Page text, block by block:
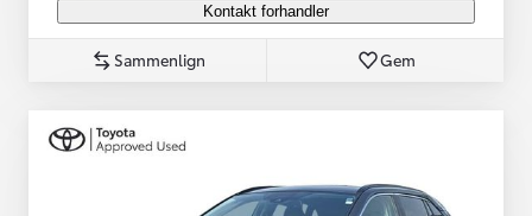
Kontakt forhandler
Sammenlign Gem